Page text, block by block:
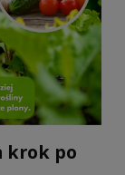
krok po